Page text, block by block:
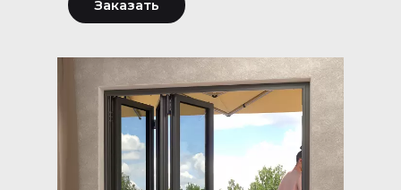
Заказать